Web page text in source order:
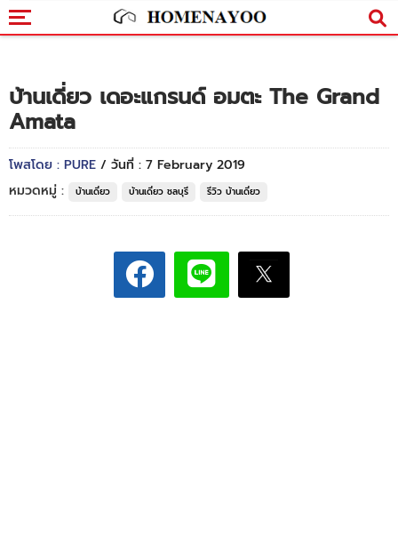
บ้านเดี่ยว เดอะแกรนด์ อมตะ The Grand
Amata
โพสโดย : PURE / วันที่ : 7 February 2019
หมวดหมู่ :
บ้านเดี่ยว บ้านเดี่ยว ชลบุรี รีวิว บ้านเดี่ยว